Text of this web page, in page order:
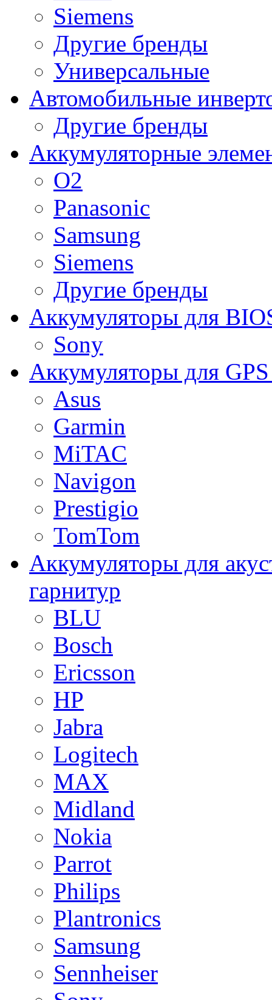
Siemens
Другие бренды
Универсальные
Автомобильные
Другие бренды
Аккумуляторные
O2
Panasonic
Samsung
Siemens
Другие бренды
Аккумуляторы для
Sony
Аккумуляторы для GPS
Asus
Garmin
MiTAC
Navigon
Prestigio
TomTom
Аккумуляторы для
гарнитур
BLU
Bosch
Ericsson
HP
Jabra
Logitech
MAX
Midland
Nokia
Parrot
Philips
Plantronics
Samsung
Sennheiser